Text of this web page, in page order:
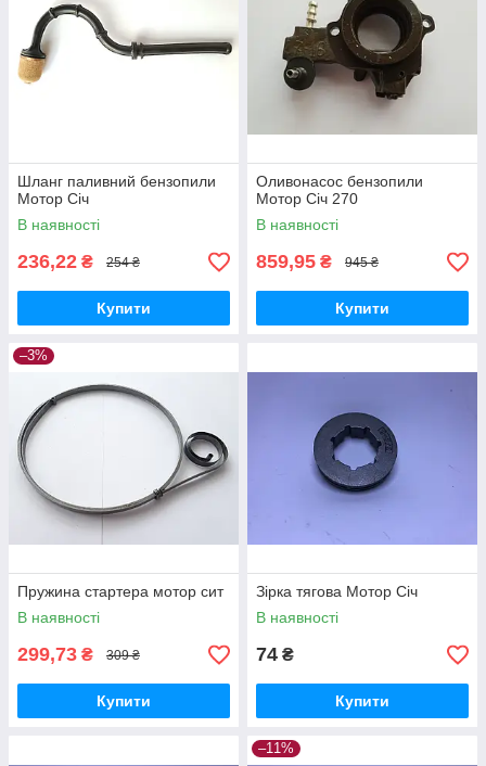
Шланг паливний бензопили
Мотор Січ
В наявності
236,22 ₴ 254 ₴
Купити
Оливонасос бензопили
Мотор Січ 270
В наявності
859,95 ₴ 945 ₴
Купити
–3%
Пружина стартера мотор сит
В наявності
299,73 ₴ 309 ₴
Купити
Зірка тягова Мотор Січ
В наявності
74 ₴
Купити
–11%